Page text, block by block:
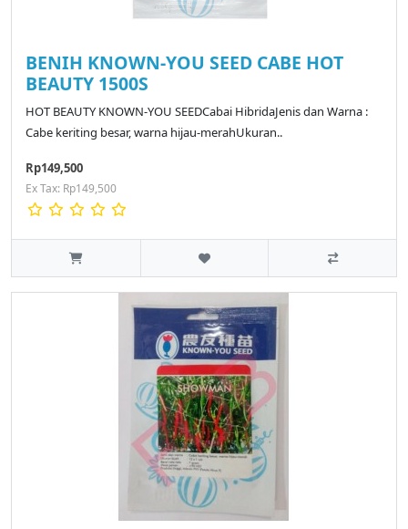
BENIH KNOWN-YOU SEED CABE HOT
BEAUTY 1500S
HOT BEAUTY KNOWN-YOU SEEDCabai HibridaJenis dan Warna :
Cabe keriting besar, warna hijau-merahUkuran..
Rp149,500
Ex Tax: Rp149,500